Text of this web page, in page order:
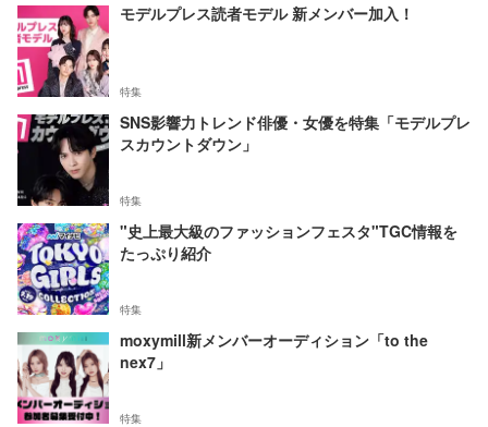
モデルプレス読者モデル 新メンバー加入！
特集
SNS影響力トレンド俳優・女優を特集「モデルプレ
スカウントダウン」
特集
"史上最大級のファッションフェスタ"TGC情報を
たっぷり紹介
特集
moxymill新メンバーオーディション「to the
nex7」
特集